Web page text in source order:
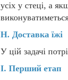
усіх у стеці, а
H. Доставка їжі
У цій задачі
I. Перший етап